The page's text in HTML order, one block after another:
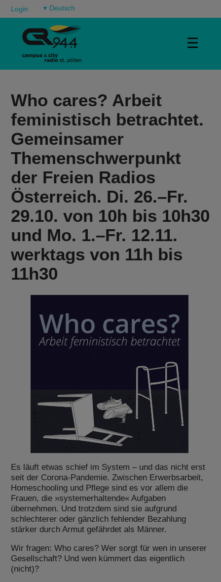
Login ▾
☰
Who cares? Arbeit
feministisch betrachtet.
Gemeinsamer
Themenschwerpunkt
der Freien Radios
Österreich. Di. 26.–Fr.
29.10. von 10h bis 10h30
und Mo. 1.–Fr. 12.11.
werktags von 11h bis
11h30
Es läuft etwas schief im System – und das nicht erst
seit der Corona-Pandemie. Zwischen Erwerbsarbeit,
Homeschooling und Pflege sind es vor allem die
Frauen, die »systemerhaltende« Aufgaben
übernehmen. Und trotzdem sind sie aufgrund
schlechterer oder gänzlich fehlender Bezahlung
stärker durch Armut gefährdet als Männer.
Wir fragen: Who cares? Wer sorgt für wen in unserer
Gesellschaft? Und wen kümmert das eigentlich
(nicht)?